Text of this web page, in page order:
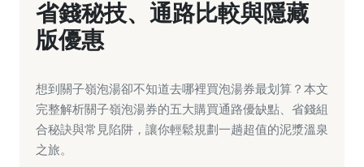
省錢秘技、通路比較與隱藏
版優惠
想到關子嶺泡湯卻不知道去哪裡買泡湯券最划算？本文
完整解析關子嶺泡湯券的五大購買通路優缺點、省錢組
合秘訣與常見陷阱，讓你輕鬆規劃一趟超值的泥漿溫泉
之旅。